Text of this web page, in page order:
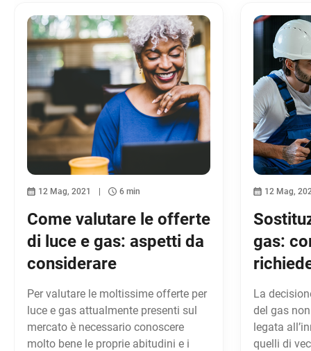
12 Mag, 2021 6 min
Come valutare le offerte
di luce e gas: aspetti da
considerare
Per valutare le moltissime offerte per
luce e gas attualmente presenti sul
mercato è necessario conoscere
molto bene le proprie abitudini e i
12 Mag,
gas:
La
del gas
legata
quelli di